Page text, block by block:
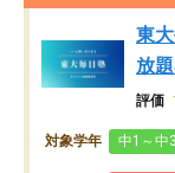
東
放
評価
対象学年 中1～中3